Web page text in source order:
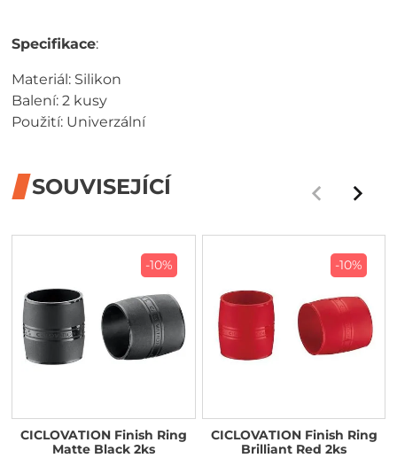
Specifikace:
Materiál: Silikon
Balení: 2 kusy
Použití: Univerzální
SOUVISEJÍCÍ
-10%
CICLOVATION Finish Ring
Matte Black 2ks
-10%
CICLOVATION Finish Ring
Brilliant Red 2ks